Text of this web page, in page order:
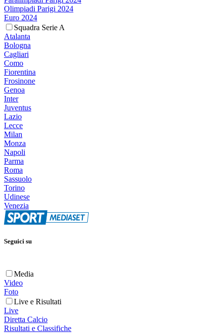
Olimpiadi Parigi 2024
Euro 2024
Squadra Serie A
Atalanta
Bologna
Cagliari
Como
Fiorentina
Frosinone
Genoa
Inter
Juventus
Lazio
Lecce
Milan
Monza
Napoli
Parma
Roma
Sassuolo
Torino
Udinese
Venezia
Seguici su
Media
Video
Foto
Live e Risultati
Live
Diretta Calcio
Risultati e Classifiche